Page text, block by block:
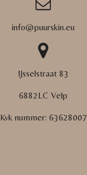
info@puurskin.eu
IJsselstraat 83
6882LC Velp
Kvk nummer: 63628007